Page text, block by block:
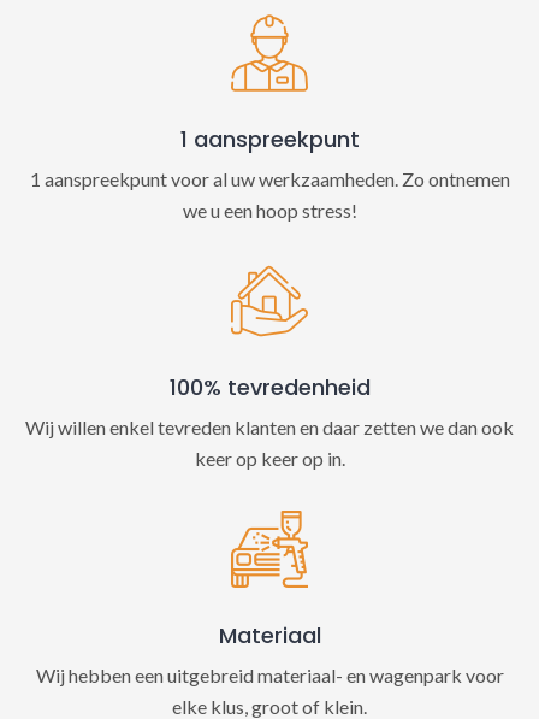
1 aanspreekpunt
1 aanspreekpunt voor al uw werkzaamheden. Zo ontnemen
we u een hoop stress!
100% tevredenheid
Wij willen enkel tevreden klanten en daar zetten we dan ook
keer op keer op in.
Materiaal
Wij hebben een uitgebreid materiaal- en wagenpark voor
elke klus, groot of klein.